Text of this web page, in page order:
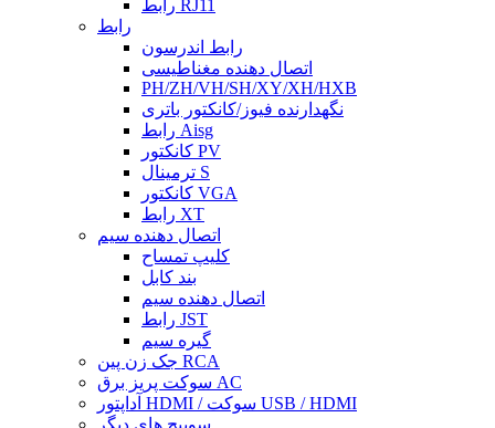
رابط RJ11
رابط
رابط اندرسون
اتصال دهنده مغناطیسی
PH/ZH/VH/SH/XY/XH/HXB
نگهدارنده فیوز/کانکتور باتری
رابط Aisg
کانکتور PV
ترمینال S
کانکتور VGA
رابط XT
اتصال دهنده سیم
کلیپ تمساح
بند کابل
اتصال دهنده سیم
رابط JST
گیره سیم
جک زن پین RCA
سوکت پریز برق AC
آداپتور HDMI / سوکت USB / HDMI
سوییچ های دیگر